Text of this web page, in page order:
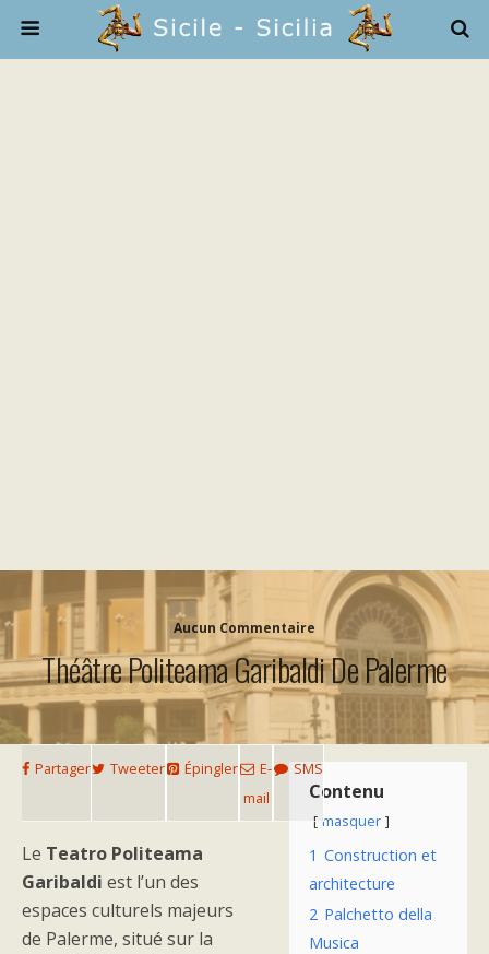
Aucun Commentaire
Théâtre Politeama Garibaldi De Palerme
Contenu
masquer
1 Construction et
architecture
2 Palchetto della
Musica
Partager Tweeter Épingler
E-
mail
SMS
Le Teatro Politeama
Garibaldi est l’un des
espaces culturels majeurs
de Palerme, situé sur la